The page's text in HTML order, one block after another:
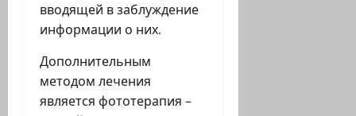
вводящей в заблуждение
информации о них.
Дополнительным
методом лечения
является фототерапия –